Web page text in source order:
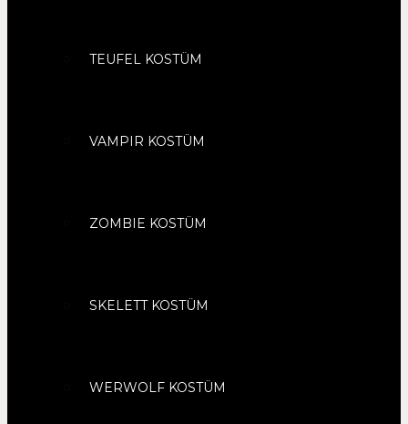
TEUFEL KOSTÜM
VAMPIR KOSTÜM
ZOMBIE KOSTÜM
SKELETT KOSTÜM
WERWOLF KOSTÜM